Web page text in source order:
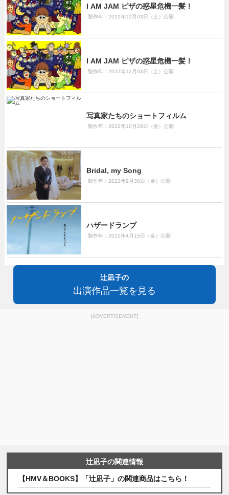
I AM JAM ピザの惑星危機一髪！
製作年：2022年12月03日（土）公開
I AM JAM ピザの惑星危機一髪！
製作年：2022年12月03日（土）公開
写真家たちのショートフィルム
製作年：2022年10月28日（金）公開
Bridal, my Song
製作年：2022年9月30日（金）公開
ハザードランプ
製作年：2022年4月15日（金）公開
辻凪子の
出演作品一覧を見る
[ADVERTISEMENT]
辻凪子の関連情報
【HMV＆BOOKS】「辻凪子」の関連商品はこちら！